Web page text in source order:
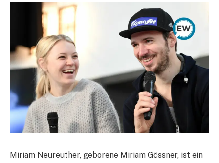
Miriam Neureuther, geborene Miriam Gössner, ist ein